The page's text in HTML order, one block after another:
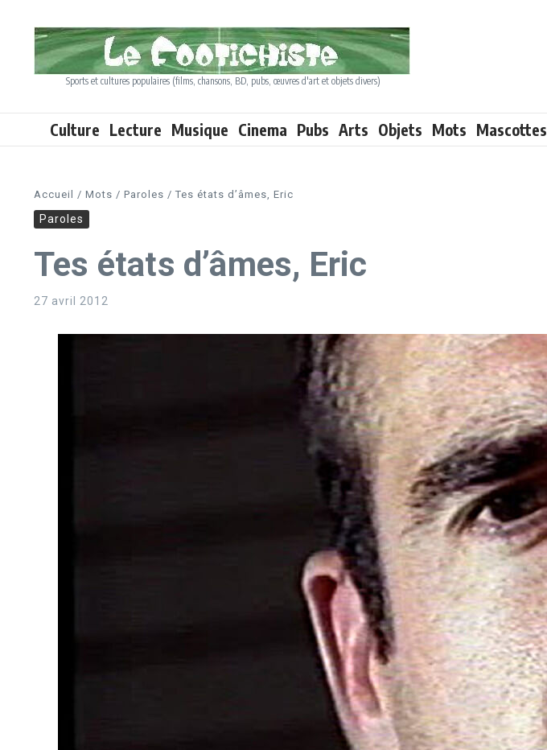
Sports et cultures populaires (films, chansons, BD, pubs, œuvres d'art et objets divers)
Culture Lecture Musique Cinema Pubs Arts Objets Mots Mascottes
Accueil / Mots / Paroles / Tes états d’âmes, Eric
Paroles
Tes états d’âmes, Eric
27 avril 2012